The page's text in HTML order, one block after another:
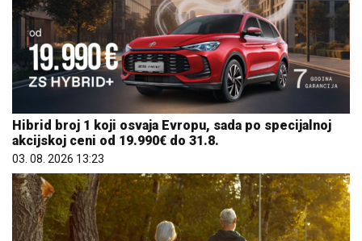
Hibrid broj 1 koji osvaja Evropu, sada po specijalnoj
akcijskoj ceni od 19.990€ do 31.8.
03. 08. 2026 13:23